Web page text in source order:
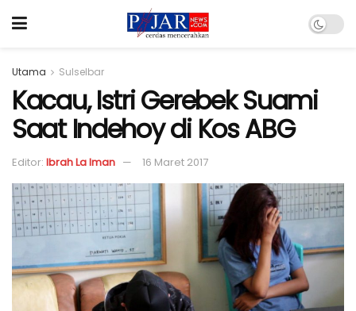
Utama Sulselbar
Kacau, Istri Gerebek Suami
Saat Indehoy di Kos ABG
Editor: Ibrah La Iman 16 Maret 2017